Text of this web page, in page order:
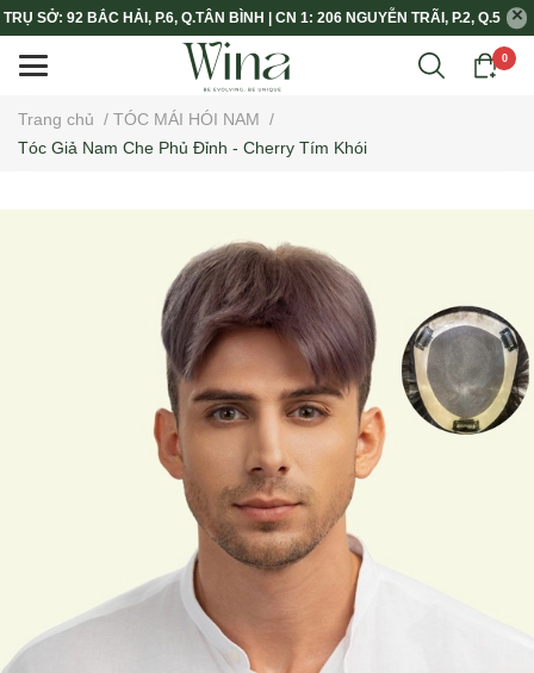
TRỤ SỞ: 92 BẮC HẢI, P.6, Q.TÂN BÌNH | CN 1: 206 NGUYỄN TRÃI, P.2, Q.5
0
Trang chủ / TÓC MÁI HÓI NAM /
Tóc Giả Nam Che Phủ Đỉnh - Cherry Tím Khói